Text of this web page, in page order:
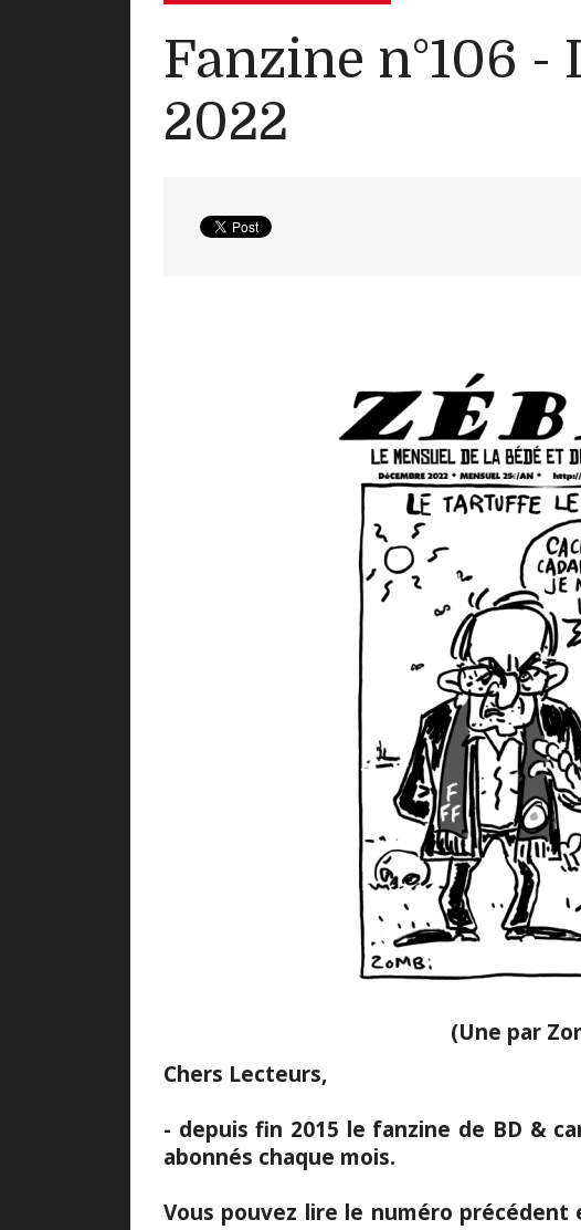
Fanzine n°106 -
2022
(Une par
Chers Lecteurs,
- depuis fin 2015 le fanzine de BD &
abonnés chaque mois.
Vous pouvez lire le numéro